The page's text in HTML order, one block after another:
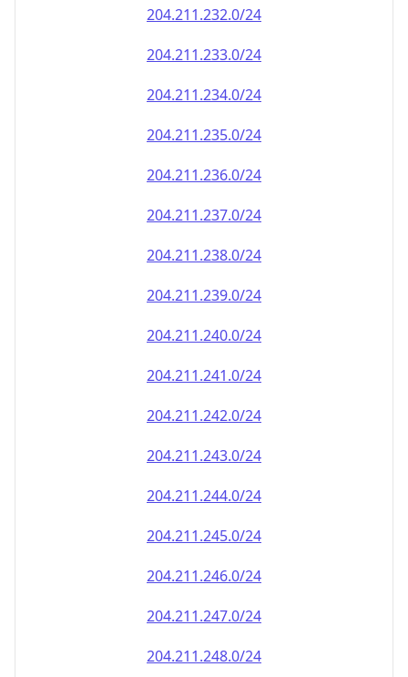
204.211.232.0/24
204.211.233.0/24
204.211.234.0/24
204.211.235.0/24
204.211.236.0/24
204.211.237.0/24
204.211.238.0/24
204.211.239.0/24
204.211.240.0/24
204.211.241.0/24
204.211.242.0/24
204.211.243.0/24
204.211.244.0/24
204.211.245.0/24
204.211.246.0/24
204.211.247.0/24
204.211.248.0/24